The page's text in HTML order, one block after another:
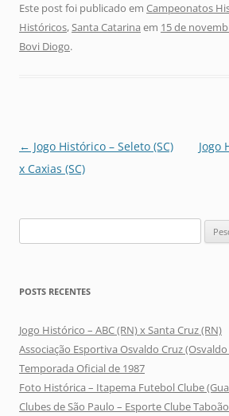
Este post foi publicado em Campeonatos
Históricos,Santa Catarina em 15 de
Bovi Diogo.
Navegação
de
← Jogo Histórico – Seleto (SC)
x Caxias (SC)
Jogo
por:
POSTS RECENTES
Jogo Histórico – ABC (RN) x Santa Cruz (RN)
Associação Esportiva Osvaldo Cruz (Osvaldo
Temporada Oficial de 1987
Foto Histórica – Itapema Futebol Clube
Clubes de São Paulo – Esporte Clube